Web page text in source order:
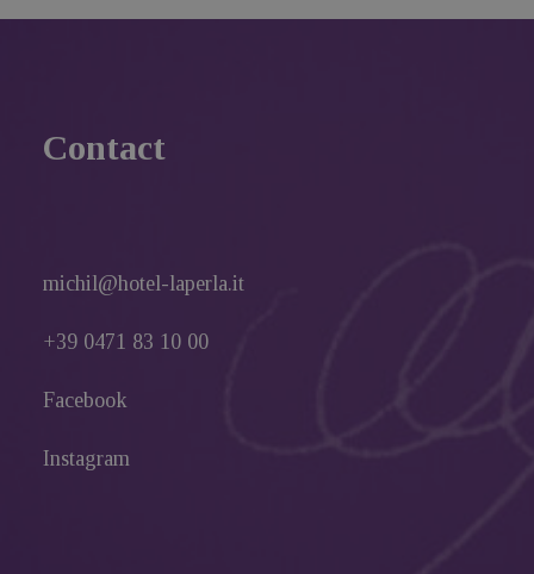
Contact
michil@hotel-laperla.it
+39 0471 83 10 00
Facebook
Instagram